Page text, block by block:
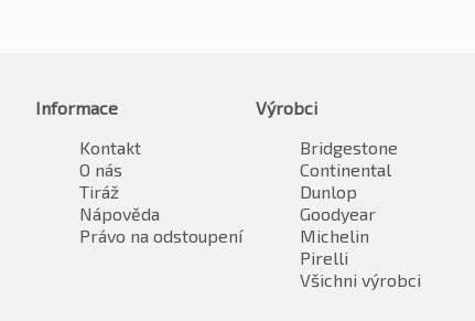
Informace
Kontakt
O nás
Tiráž
Nápověda
Právo na odstoupení
Výrobci
Bridgestone
Continental
Dunlop
Goodyear
Michelin
Pirelli
Všichni výrobci